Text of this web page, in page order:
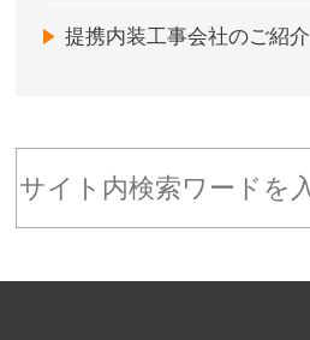
提携内装工事会社のご紹介